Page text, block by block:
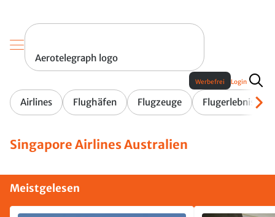
Aerotelegraph logo
Airlines Flughäfen Flugzeuge Flugerlebnis
Werbefrei Login
Singapore Airlines Australien
Meistgelesen